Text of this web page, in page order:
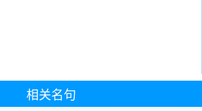
相关名句